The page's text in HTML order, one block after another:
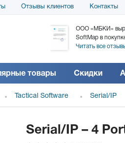
Отзывы клиентов Контакты
за
SolarWinds
ООО «МБКИ»
SoftMap в
Читать все
товары Скидки
Tactical Software Serial/IP
Serial/IP – 4